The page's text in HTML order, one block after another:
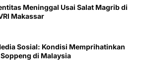
Meninggal Usai Salat Magrib di
Makassar
Sosial: Kondisi Memprihatinkan
di Malaysia